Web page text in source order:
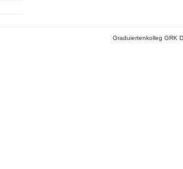
Graduiertenkolleg GRK